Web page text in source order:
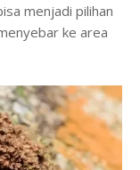
menjadi pilihan
ke area